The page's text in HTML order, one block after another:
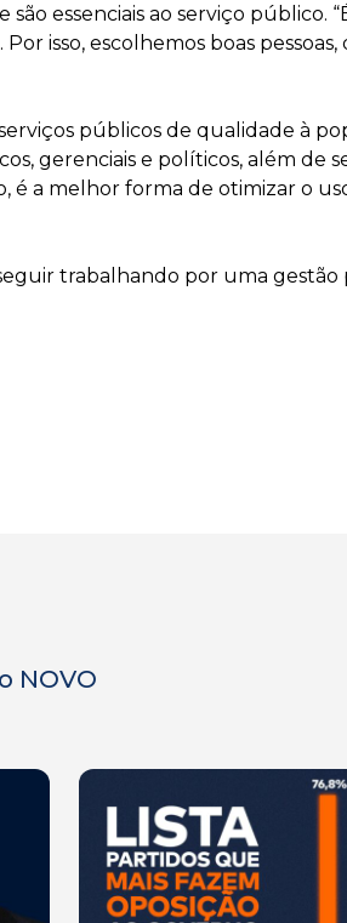
essenciais ao serviço
isso, escolhemos boas
públicos de qualidade à
gerenciais e políticos, além de
é a melhor forma de otimizar o
trabalhando por uma
NOVO